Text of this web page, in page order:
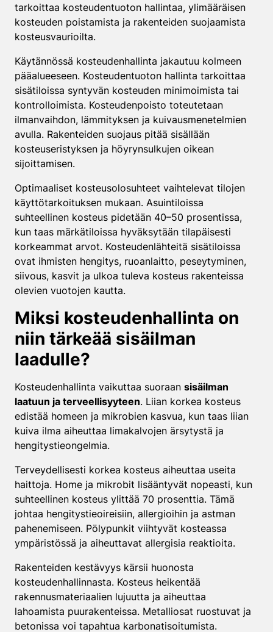
tarkoittaa kosteudentuoton hallintaa, ylimääräisen
kosteuden poistamista ja rakenteiden suojaamista
kosteusvaurioilta.
Käytännössä kosteudenhallinta jakautuu kolmeen
pääalueeseen. Kosteudentuoton hallinta tarkoittaa
sisätiloissa syntyvän kosteuden minimoimista tai
kontrolloimista. Kosteudenpoisto toteutetaan
ilmanvaihdon, lämmityksen ja kuivausmenetelmien
avulla. Rakenteiden suojaus pitää sisällään
kosteuseristyksen ja höyrynsulkujen oikean
sijoittamisen.
Optimaaliset kosteusolosuhteet vaihtelevat tilojen
käyttötarkoituksen mukaan. Asuintiloissa
suhteellinen kosteus pidetään 40–50 prosentissa,
kun taas märkätiloissa hyväksytään tilapäisesti
korkeammat arvot. Kosteudenlähteitä sisätiloissa
ovat ihmisten hengitys, ruoanlaitto, peseytyminen,
siivous, kasvit ja ulkoa tuleva kosteus rakenteissa
olevien vuotojen kautta.
Miksi kosteudenhallinta on
niin tärkeää sisäilman
laadulle?
Kosteudenhallinta vaikuttaa suoraan sisäilman
laatuun ja terveellisyyteen. Liian korkea kosteus
edistää homeen ja mikrobien kasvua, kun taas liian
kuiva ilma aiheuttaa limakalvojen ärsytystä ja
hengitystieongelmia.
Terveydellisesti korkea kosteus aiheuttaa useita
haittoja. Home ja mikrobit lisääntyvät nopeasti, kun
suhteellinen kosteus ylittää 70 prosenttia. Tämä
johtaa hengitystieoireisiin, allergioihin ja astman
pahenemiseen. Pölypunkit viihtyvät kosteassa
ympäristössä ja aiheuttavat allergisia reaktioita.
Rakenteiden kestävyys kärsii huonosta
kosteudenhallinnasta. Kosteus heikentää
rakennusmateriaalien lujuutta ja aiheuttaa
lahoamista puurakenteissa. Metalliosat ruostuvat ja
betonissa voi tapahtua karbonatisoitumista.